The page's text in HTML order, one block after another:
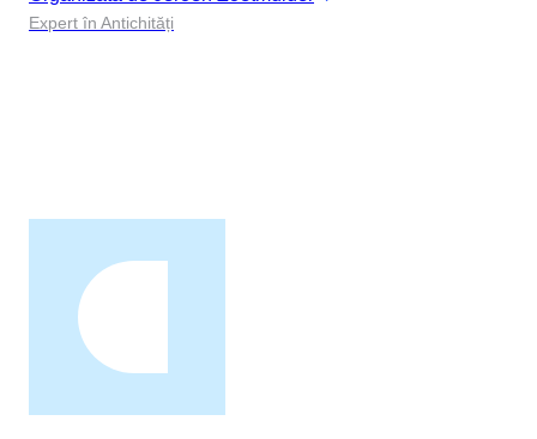
Expert în Antichități